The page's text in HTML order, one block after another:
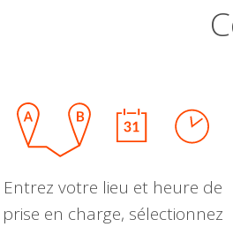
Entrez votre lieu et heure de
prise en charge, sélectionnez